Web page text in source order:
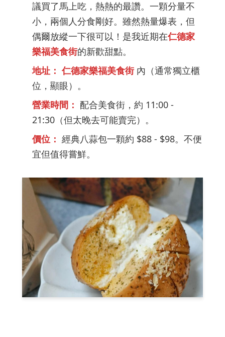
議買了馬上吃，熱熱的最讚。一顆分量不
小，兩個人分食剛好。雖然熱量爆表，但
偶爾放縱一下很可以！是我近期在仁德家
樂福美食街的新歡甜點。
地址： 仁德家樂福美食街內（通常獨立櫃
位，顯眼）。
營業時間： 配合美食街，約 11:00 -
21:30（但太晚去可能賣完）。
價位： 經典八蒜包一顆約 $88 - $98。不便
宜但值得嘗鮮。